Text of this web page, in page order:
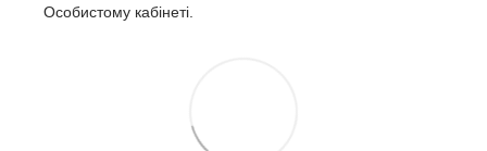
Особистому кабінеті.